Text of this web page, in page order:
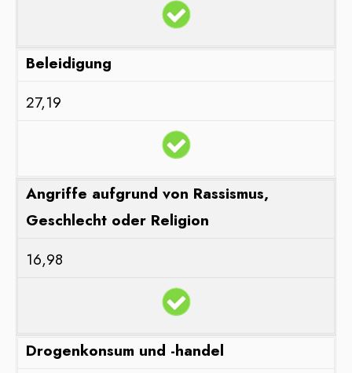
Beleidigung
27,19
Angriffe aufgrund von Rassismus,
Geschlecht oder Religion
16,98
Drogenkonsum und -handel